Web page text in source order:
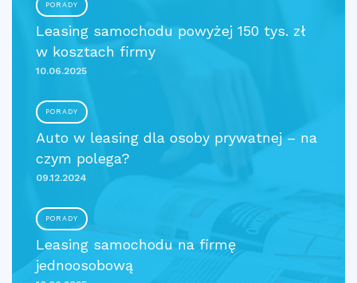
PORADY
Leasing samochodu powyżej 150 tys. zł
w kosztach firmy
10.06.2025
PORADY
Auto w leasing dla osoby prywatnej – na
czym polega?
09.12.2024
PORADY
Leasing samochodu na firmę
jednoosobową